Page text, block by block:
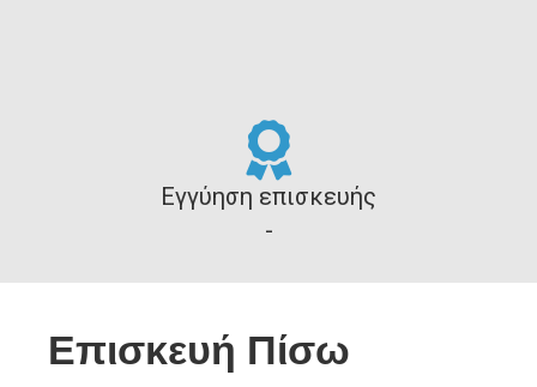
Εγγύηση επισκευής
-
Επισκευή Πίσω